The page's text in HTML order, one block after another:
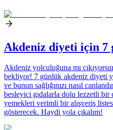
Akdeniz diyeti için 7
Akdeniz yolculuğuna mı
bekliyor! 7 günlük akdeniz diyeti
ve bunun sağlığınızı nasıl
besleyici gıdalarla dolu lezzetli
yemekleri verimli bir alışveriş
gösterecek. Haydi yola çıkalım!